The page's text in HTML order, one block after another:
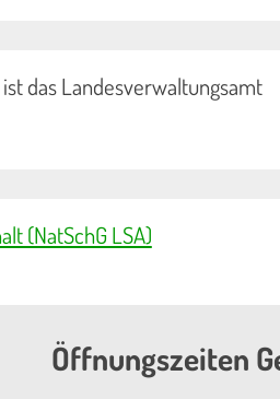
das Landesverwaltungsamt
(NatSchG LSA)
Öffnungszeiten